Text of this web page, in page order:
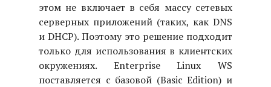
этом не включает в себя массу сетевых
серверных приложений (таких, как DNS
и DHCP). Поэтому это решение подходит
только для использования в клиентских
окружениях. Enterprise Linux WS
поставляется с базовой (Basic Edition) и